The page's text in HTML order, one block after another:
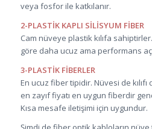
veya fosfor ile katkılanır.
2-PLASTİK KAPLI SİLİSYUM FİBER
Cam nüveye plastik kılıfa
göre daha ucuz ama performans
3-PLASTİK FİBERLER
En ucuz fiber tipidir. Nüvesi de
en zayıf fiyatı en uygun fiberdir
Kısa mesafe iletişimi için uygundur.